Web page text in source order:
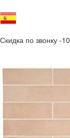
Скидка по звонку -